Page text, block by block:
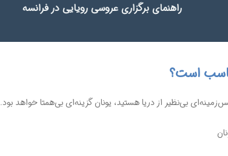
راهنمای برگزاری عروسی رویایی در فرانسه
است؟
بی‌نظیر از دریا هستید، یونان گزینه‌ای بی‌همتا خواهد بود.